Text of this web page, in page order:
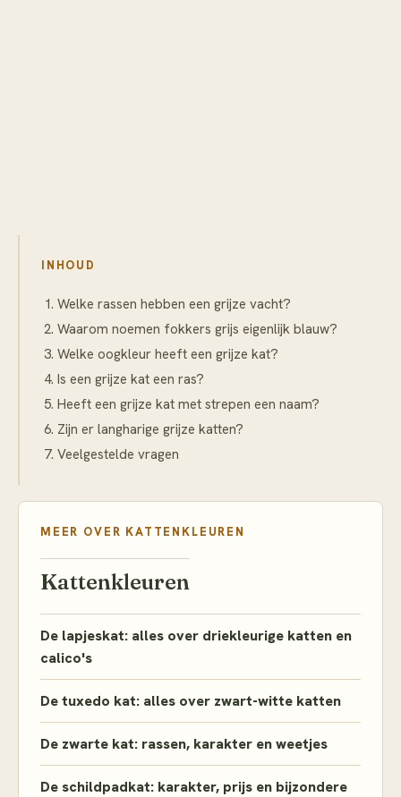
INHOUD
Welke rassen hebben een grijze vacht?
Waarom noemen fokkers grijs eigenlijk blauw?
Welke oogkleur heeft een grijze kat?
Is een grijze kat een ras?
Heeft een grijze kat met strepen een naam?
Zijn er langharige grijze katten?
Veelgestelde vragen
MEER OVER KATTENKLEUREN
Kattenkleuren
De lapjeskat: alles over driekleurige katten en
calico's
De tuxedo kat: alles over zwart-witte katten
De zwarte kat: rassen, karakter en weetjes
De schildpadkat: karakter, prijs en bijzondere